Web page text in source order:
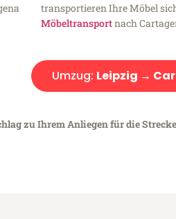
transportieren Ihre Möbel
Möbeltransportnach
Umzug: Leipzig →
zu Ihrem Anliegen für die